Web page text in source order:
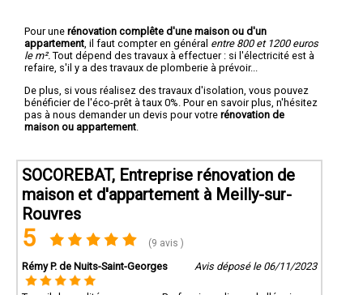
Pour une rénovation complête d'une maison ou d'un
appartement , il faut compter en général entre 800 et 1200 euros
le m². Tout dépend des travaux à effectuer : si l'électricité est à
refaire, s'il y a des travaux de plomberie à prévoir...
De plus, si vous réalisez des travaux d'isolation, vous pouvez
bénéficier de l'éco-prêt à taux 0%. Pour en savoir plus, n'hésitez
pas à nous demander un devis pour votre rénovation de
maison ou appartement
SOCOREBAT, Entreprise rénovation de
maison et d'appartement à Meilly-sur-
Rouvres
5 (9 avis )
Rémy P. de Nuits-Saint-Georges Avis déposé le 06/11/2023